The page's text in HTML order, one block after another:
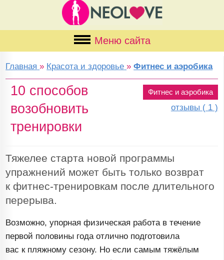
Меню сайта
Главная » Красота и здоровье »Фитнес и аэробика
Фитнес и аэробика
отзывы ( 1 )
10 способов
возобновить
тренировки
Тяжелее старта новой программы
упражнений может быть только возврат
к фитнес-тренировкам после длительного
перерыва.
Возможно, упорная физическая работа в течение
первой половины года отлично подготовила
вас к пляжному сезону. Но если самым тяжёлым